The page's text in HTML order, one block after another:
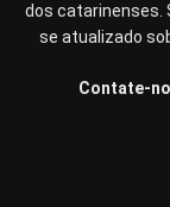
dos catarinenses.
se atualizado
Contate-